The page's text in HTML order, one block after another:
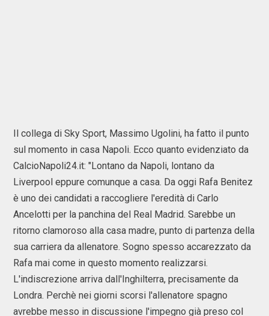
Il collega di Sky Sport, Massimo Ugolini, ha fatto il punto
sul momento in casa Napoli. Ecco quanto evidenziato da
CalcioNapoli24.it: "Lontano da Napoli, lontano da
Liverpool eppure comunque a casa. Da oggi Rafa Benitez
è uno dei candidati a raccogliere l'eredità di Carlo
Ancelotti per la panchina del Real Madrid. Sarebbe un
ritorno clamoroso alla casa madre, punto di partenza della
sua carriera da allenatore. Sogno spesso accarezzato da
Rafa mai come in questo momento realizzarsi.
L'indiscrezione arriva dall'Inghilterra, precisamente da
Londra. Perchè nei giorni scorsi l'allenatore spagno
avrebbe messo in discussione l'impegno già preso col